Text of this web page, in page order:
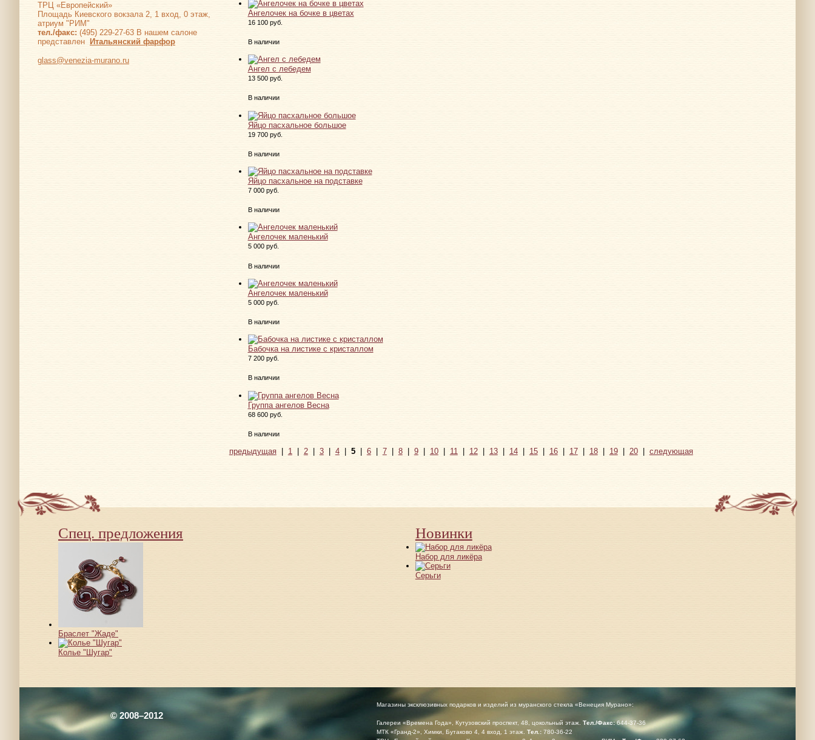
ТРЦ «Европейский»
Площадь Киевского вокзала 2, 1 вход, 0 этаж,
атриум "РИМ"
тел./факс: (495) 229-27-63 В нашем салоне
представлен
Итальянский фарфор
glass@venezia-murano.ru
Ангелочек на бочке в цветах
16 100 руб.
В наличии
Ангел с лебедем
13 500 руб.
В наличии
Яйцо пасхальное большое
19 700 руб.
В наличии
Яйцо пасхальное на подставке
7 000 руб.
В наличии
Ангелочек маленький
5 000 руб.
В наличии
Ангелочек маленький
5 000 руб.
В наличии
Бабочка на листике с кристаллом
7 200 руб.
В наличии
Группа ангелов Весна
68 600 руб.
В наличии
предыдущая| 1| 2| 3| 4| 5| 6| 7| 8| 9| 10| 11| 12| 13| 14| 15| 16| 17| 18| 19| 20| следующая
Спец. предложения
Браслет "Жаде"
Колье "Шугар"
Новинки
Набор для ликёра
Серьги
© 2008–2012
Магазины эксклюзивных подарков и изделий из муранского стекла «Венеция Мурано»:
Галереи «Времена Года», Кутузовский проспект, 48, цокольный этаж. Тел./Факс:644-37-36
МТК «Гранд-2», Химки, Бутаково 4, 4 вход, 1 этаж. Тел.:780-36-22